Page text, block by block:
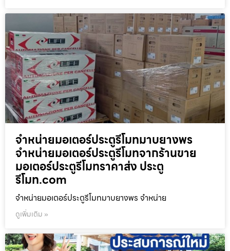
จำหน่ายมอเตอร์ประตูรีโมทมาบยางพร
จำหน่ายมอเตอร์ประตูรีโมทจากร้านขาย
มอเตอร์ประตูรีโมทราคาส่ง ประตู
รีโมท.com
จำหน่ายมอเตอร์ประตูรีโมทมาบยางพร จำหน่าย
ดูเพิ่มเติม »